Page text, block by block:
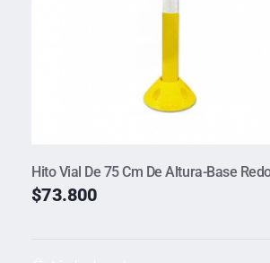
Hito Vial De 75 Cm De Altura-Base
$73.800